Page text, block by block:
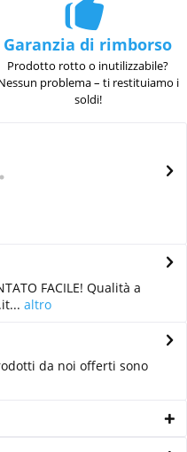
Garanzia di rimborso
Prodotto rotto o inutilizzabile?
problema – ti restituiamo i
soldi!
FACILE! Qualità a
altro
da noi offerti sono